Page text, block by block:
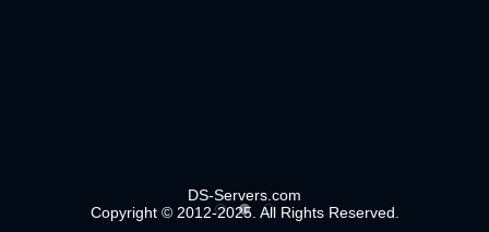
DS-Servers.com
Copyright © 2012-2025. All Rights Reserved.